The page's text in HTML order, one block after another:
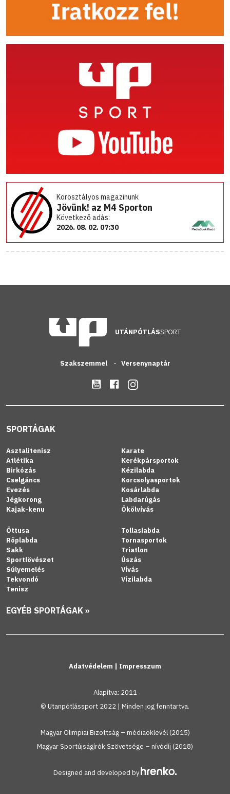
Korosztályos magazinunk
Jövünk! az M4 Sporton
Következő adás:
2026. 08. 02. 07:30
UTÁNPÓTLÁSSPORT
Szakszemmel Versenynaptár
SPORTÁGAK
Asztalitenisz
Atlétika
Birkózás
Cselgáncs
Evezés
Jégkorong
Kajak-kenu
Karate
Kerékpársportok
Kézilabda
Korcsolyasportok
Kosárlabda
Labdarúgás
Ökölvívás
Öttusa
Röplabda
Sakk
Sportlövészet
Súlyemelés
Tekvondó
Tenisz
Tollaslabda
Tornasportok
Triatlon
Úszás
Vívás
Vízilabda
EGYÉB SPORTÁGAK »
Adatvédelem | Impresszum
Alapítva: 2011
© Utanpótlássport 2022 | Minden jog fenntartva.
Magyar Olimpiai Bizottság – médiaoklevél (2015)
Magyar Sportújságírók Szövetsége – nívódíj (2018)
Designed and developed by